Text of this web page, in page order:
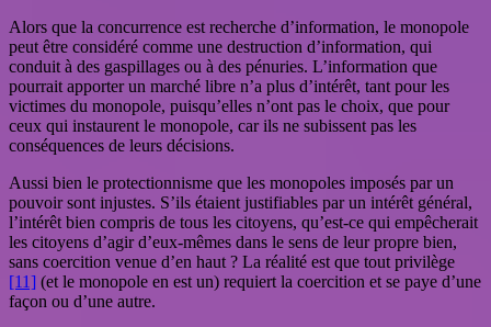
Alors que la concurrence est recherche d’information, le monopole
peut être considéré comme une destruction d’information, qui
conduit à des gaspillages ou à des pénuries. L’information que
pourrait apporter un marché libre n’a plus d’intérêt, tant pour les
victimes du monopole, puisqu’elles n’ont pas le choix, que pour
ceux qui instaurent le monopole, car ils ne subissent pas les
conséquences de leurs décisions.
Aussi bien le protectionnisme que les monopoles imposés par un
pouvoir sont injustes. S’ils étaient justifiables par un intérêt général,
l’intérêt bien compris de tous les citoyens, qu’est-ce qui empêcherait
les citoyens d’agir d’eux-mêmes dans le sens de leur propre bien,
sans coercition venue d’en haut ? La réalité est que tout privilège
[11] (et le monopole en est un) requiert la coercition et se paye d’une
façon ou d’une autre.